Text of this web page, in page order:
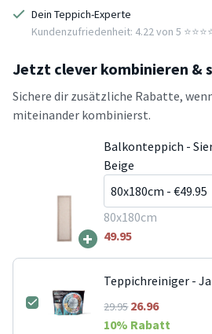
Dein Teppich-Experte
Kundenzufriedenheit: 4.22 von 5
Jetzt clever kombinieren &
Sichere dir zusätzliche Rabatte,
miteinander kombinierst.
+
Balkonteppich -
Beige
80x180cm
49.95
Teppichreiniger -
29.9526.96
10% Rabatt